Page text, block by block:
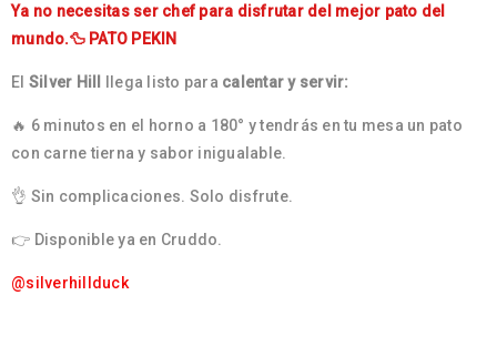
Ya no necesitas ser chef para disfrutar del mejor pato del
mundo.🦆 PATO PEKIN
El Silver Hill llega listo para calentar y servir:
🔥 6 minutos en el horno a 180° y tendrás en tu mesa un pato
con carne tierna y sabor inigualable.
👌 Sin complicaciones. Solo disfrute.
👉 Disponible ya en Cruddo.
@silverhillduck